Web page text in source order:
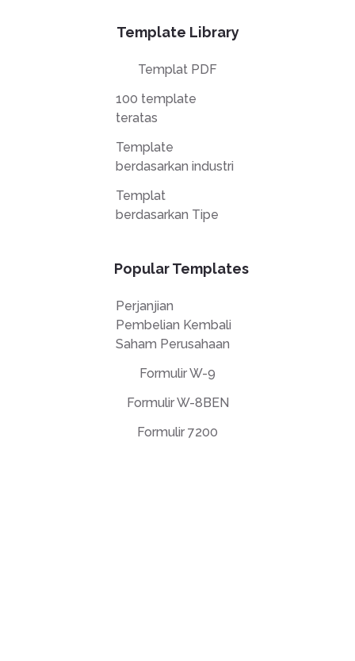
Template Library
Templat PDF
100 template
teratas
Template
berdasarkan industri
Templat
berdasarkan Tipe
Popular Templates
Perjanjian
Pembelian Kembali
Saham Perusahaan
Formulir W-9
Formulir W-8BEN
Formulir 7200